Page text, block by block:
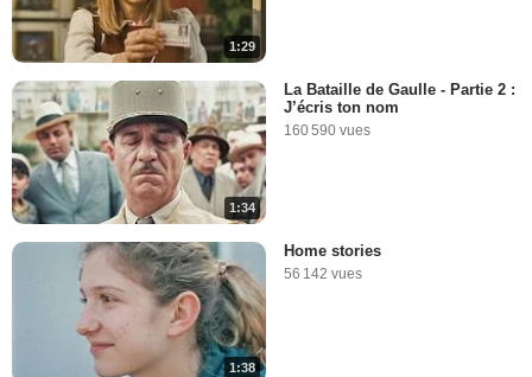
1:29
1:34
La Bataille de Gaulle - Partie 2 :
J’écris ton nom
160 590 vues
1:38
Home stories
56 142 vues